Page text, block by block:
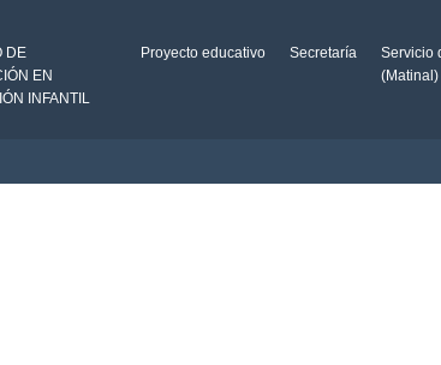
DE
EN
INFANTIL
Proyecto educativo Secretaría
Servicio
(Matinal)